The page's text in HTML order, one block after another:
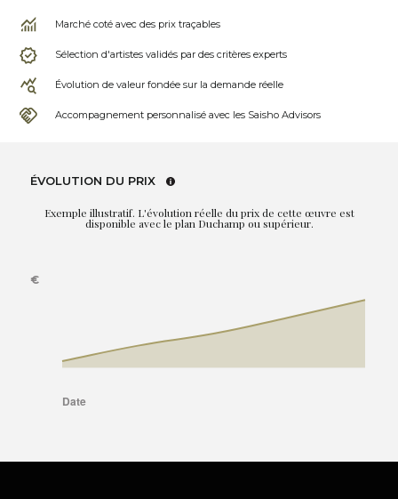
Marché coté avec des prix traçables
Sélection d'artistes validés par des critères experts
Évolution de valeur fondée sur la demande réelle
Accompagnement personnalisé avec les Saisho Advisors
ÉVOLUTION DU PRIX
Exemple illustratif. L'évolution réelle du prix de cette œuvre est
disponible avec le plan Duchamp ou supérieur.